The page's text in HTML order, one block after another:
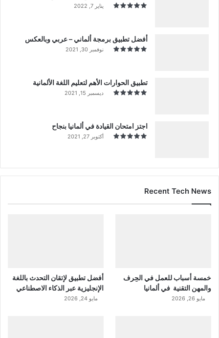
يناير 7, 2022
أفضل تطبيق برمجة ألماني – عربي وبالعكس
نوفمبر 30, 2021
تطبيق الحوارات الأهم لتعليم اللغة الألمانية
ديسمبر 15, 2021
اجتز امتحان القيادة في ألمانيا بنجاح
أكتوبر 27, 2021
Recent Tech News
خمسة أسباب للعمل في الحِرف
والمهن التقنية في ألمانيا
مايو 26, 2026
أفضل تطبيق لإتقان التحدث باللغة
الإنجليزية عبر الذكاء الاصطناعي
مايو 24, 2026